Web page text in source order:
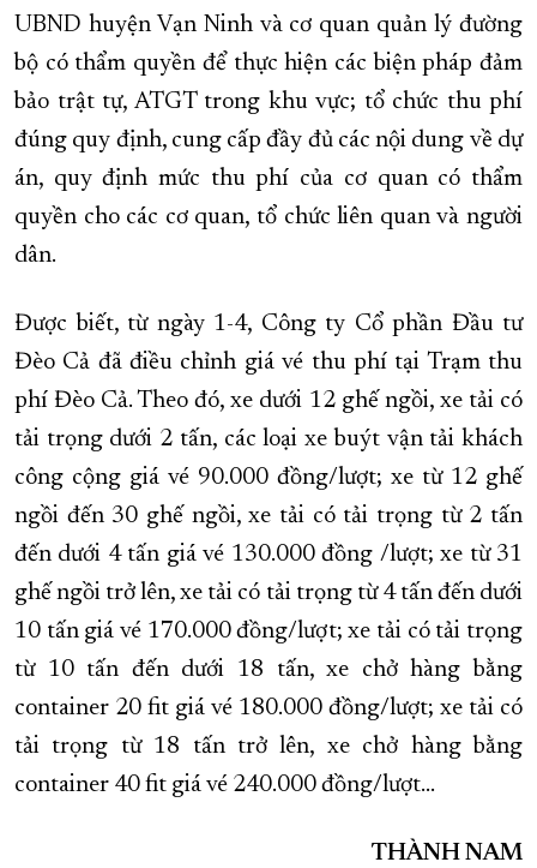
UBND huyện Vạn Ninh và cơ quan quản lý đường
bộ có thẩm quyền để thực hiện các biện pháp đảm
bảo trật tự, ATGT trong khu vực; tổ chức thu phí
đúng quy định, cung cấp đầy đủ các nội dung về dự
án, quy định mức thu phí của cơ quan có thẩm
quyền cho các cơ quan, tổ chức liên quan và người
dân.
Được biết, từ ngày 1-4, Công ty Cổ phần Đầu tư
Đèo Cả đã điều chỉnh giá vé thu phí tại Trạm thu
phí Đèo Cả. Theo đó, xe dưới 12 ghế ngồi, xe tải có
tải trọng dưới 2 tấn, các loại xe buýt vận tải khách
công cộng giá vé 90.000 đồng/lượt; xe từ 12 ghế
ngồi đến 30 ghế ngồi, xe tải có tải trọng từ 2 tấn
đến dưới 4 tấn giá vé 130.000 đồng /lượt; xe từ 31
ghế ngồi trở lên, xe tải có tải trọng từ 4 tấn đến dưới
10 tấn giá vé 170.000 đồng/lượt; xe tải có tải trọng
từ 10 tấn đến dưới 18 tấn, xe chở hàng bằng
container 20 fit giá vé 180.000 đồng/lượt; xe tải có
tải trọng từ 18 tấn trở lên, xe chở hàng bằng
container 40 fit giá vé 240.000 đồng/lượt…
THÀNH NAM